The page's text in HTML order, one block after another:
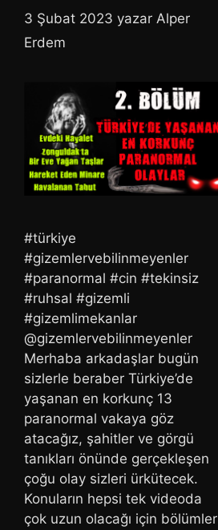
3 Şubat 2023 yazar Alper
Erdem
#türkiye
#gizemlervebilinmeyenler
#paranormal #cin #tekinsiz
#ruhsal #gizemli
#gizemlimekanlar
@gizemlervebilinmeyenler
Merhaba arkadaşlar bugün
sizlerle beraber Türkiye’de
yaşanan en korkunç 13
paranormal vakaya göz
atacağız, şahitler ve görgü
tanıkları önünde gerçekleşen
çoğu olay sizleri ürkütecek.
Konuların hepsi tek videoda
çok uzun olacağı için bölümler